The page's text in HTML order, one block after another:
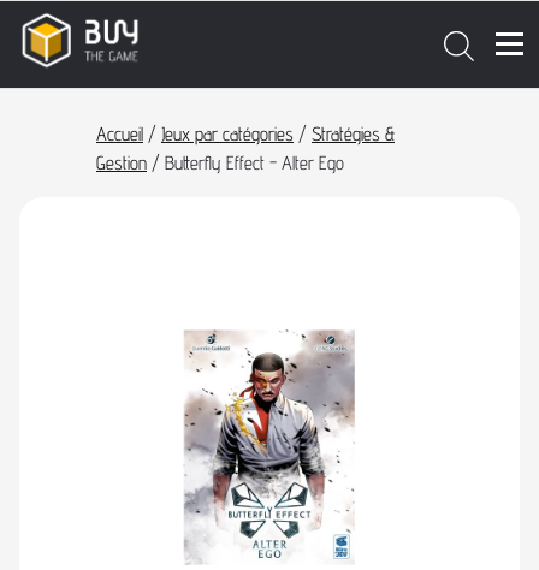
Accueil / Jeux par catégories / Stratégies &
Gestion / Butterfly Effect - Alter Ego